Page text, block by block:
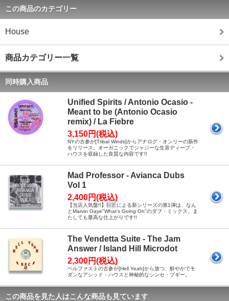
この商品のカテゴリー
House
商品カテゴリー一覧
同時購入商品
Unified Spirits / Antonio Ocasio -
Meant to be (Antonio Ocasio
remix) / La Fiebre
3,150円(税込)
NYの古参が[Tribal Winds]からアナログ・オンリーの新作
をリリース。オーガニックでジャジーな生音ディープ・
ハウスを収録した良質な内容です!!
Mad Professor - Avianca Dubs
Vol 1
2,400円(税込)
【当店人気盤!!】巨匠による新シリーズの第1弾は、なん
とMarvin Gaye"What's Going On"のダブ・ミックス。ま
たしても最高な仕上がりです!!
The Vendetta Suite - The Jam
Answer / Island Hill Microdot
2,300円(税込)
ベルファストの古参が[Hell Yeah]から放つ、鮮やかでモ
ダンなアシッド・ハウスと神秘的なシンセ・ブギー。
この商品を見た人はこんな商品も見ています